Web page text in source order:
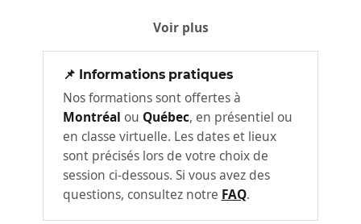
comprendre comment il fonctionne. Ce
premier atelier pose les bases en explorant
ce qui se passe dans votre corps, votre
cerveau et votre système nerveux.
Ce qu’est le stress et ses effets
physiologiques et cognitifs
Le cycle du stress
Voir plus
📌 Informations pratiques
Nos formations sont offertes à
Montréal ou Québec, en présentiel ou
en classe virtuelle. Les dates et lieux
sont précisés lors de votre choix de
session ci-dessous. Si vous avez des
questions, consultez notre FAQ.